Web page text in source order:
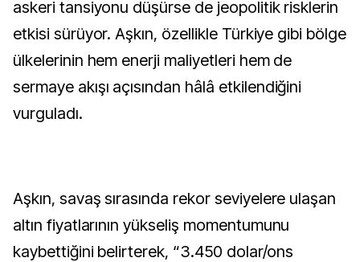
askeri tansiyonu düşürse de jeopolitik risklerin
etkisi sürüyor. Aşkın, özellikle Türkiye gibi bölge
ülkelerinin hem enerji maliyetleri hem de
sermaye akışı açısından hâlâ etkilendiğini
vurguladı.
Aşkın, savaş sırasında rekor seviyelere ulaşan
altın fiyatlarının yükseliş momentumunu
kaybettiğini belirterek, “3.450 dolar/ons